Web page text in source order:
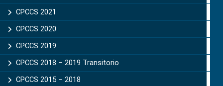
CPCCS 2021
CPCCS 2020
CPCCS 2019 .
CPCCS 2018 – 2019 Transitorio
CPCCS 2015 – 2018